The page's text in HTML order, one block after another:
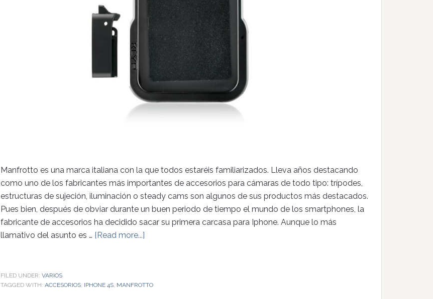
Manfrotto es una marca italiana con la que todos estaréis familiarizados. Lleva años destacando
como uno de los fabricantes más importantes de accesorios para cámaras de todo tipo: trípodes,
estructuras de sujeción, iluminación o steady cams son algunos de sus productos más destacados.
Pues bien, después de obviar durante un buen periodo de tiempo el mundo de los smartphones, la
fabricante de accesorios ha decidido sacar su primera carcasa para Iphone. Aunque lo más
llamativo del asunto es … [Read more...]
FILED UNDER: VARIOS
TAGGED WITH: ACCESORIOS IPHONE 4S MANFROTTO